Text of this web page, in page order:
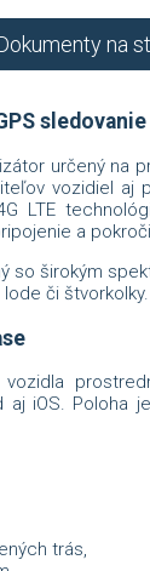
na
určený
vozidiel
LTE
a
so širokým
či štvorkolky.
iOS. Poloha
trás,